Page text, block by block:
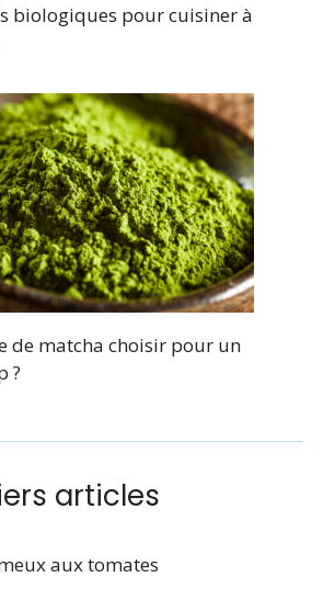
biologiques pour cuisiner à
de matcha choisir pour un
?
articles
aux tomates